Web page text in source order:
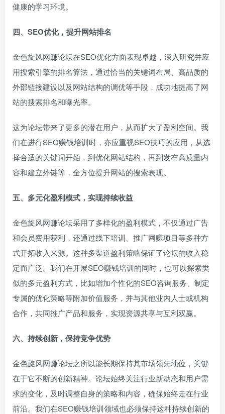
健康的学习环境。
四、SEO优化，提升网站排名
金色旋风网赚论坛在SEO优化方面表现卓越，深入研究并应
用搜索引擎的排名算法，通过恰当的关键词布局、高品质的
外部链接建设以及网站结构的调优等手段，成功地提高了网
站的搜索排名和曝光率。
这为论坛带来了更多的潜在用户，从而扩大了盈利空间。我
们在进行SEO赚钱培训时，亦应重视SEO技巧的应用，从选
择合适的关键词开始，到优化网站结构，再到发布高质量内
容和建立外链等，全方位提升网站的搜索表现。
五、多元化盈利模式，实现持续收益
金色旋风网赚论坛采用了多样化的盈利模式，不仅通过广告
和会员费用获利，还通过线下培训、推广网赚项目等多种方
式开拓收入来源。这种多渠道盈利策略保证了论坛的收入稳
定而广泛。我们在开展SEO赚钱培训的同时，也可以探索类
似的多元盈利方式，比如增加个性化的SEO咨询服务、制定
专属的优化策略等附加价值服务，并与其他业内人士或机构
合作，共同推广产品和服务，实现资源共享与互利双赢。
六、持续创新，保持竞争优势
金色旋风网赚论坛之所以能长期保持其市场领先地位，关键
在于它不断的创新精神。论坛始终关注行业新动态和用户需
求的变化，及时调整自身的策略和内容，确保始终走在行业
前沿。我们在SEO赚钱培训领域也必须保持这种持续创新的